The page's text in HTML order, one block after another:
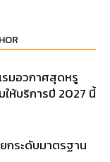
มอวกาศสุดหรู
ให้บริการปี 2027 นี้
กระดับมาตรฐาน